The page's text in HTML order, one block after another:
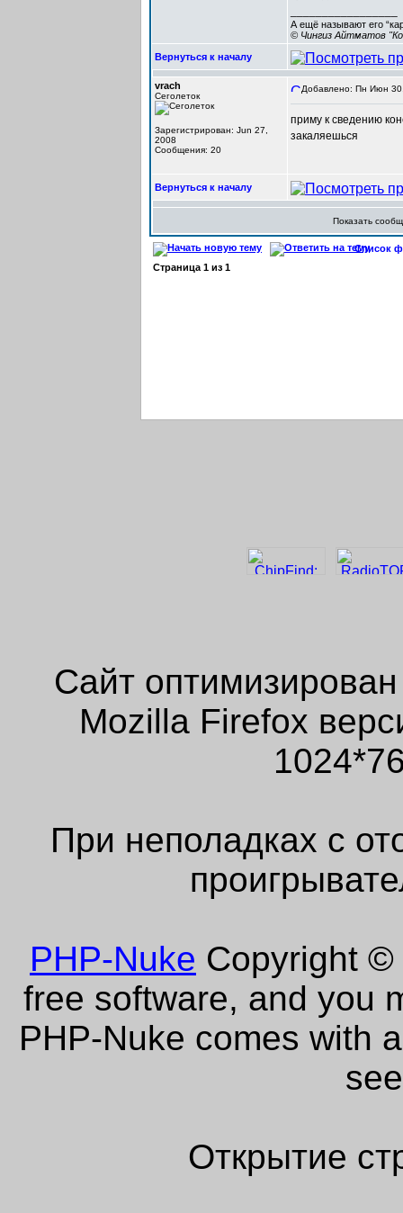
А ещё называют его
© Чингиз Айтматов
Вернуться к началу
vrach
Сеголеток
Зарегистрирован: Jun 27,
2008
Сообщения: 20
Добавлено: Пн Июн
приму к сведению
закаляешься
Вернуться к началу
Показать
Список
Страница 1 из 1
Сайт
Mozilla Firefox
При неполадках с
PHP-Nuke Copyright ©
free software, and you
PHP-Nuke comes with
Открытие